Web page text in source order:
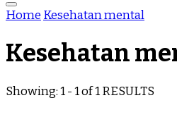
Home Kesehatan mental
Kesehatan
Showing: 1 - 1 of 1 RESULTS